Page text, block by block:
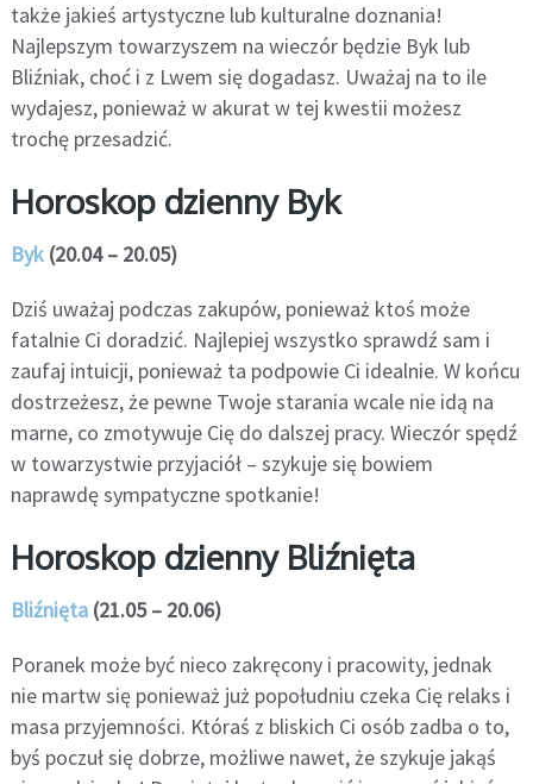
także jakieś artystyczne lub kulturalne doznania!
Najlepszym towarzyszem na wieczór będzie Byk lub
Bliźniak, choć i z Lwem się dogadasz. Uważaj na to ile
wydajesz, ponieważ w akurat w tej kwestii możesz
trochę przesadzić.
Horoskop dzienny Byk
Byk(20.04 – 20.05)
Dziś uważaj podczas zakupów, ponieważ ktoś może
fatalnie Ci doradzić. Najlepiej wszystko sprawdź sam i
zaufaj intuicji, ponieważ ta podpowie Ci idealnie. W końcu
dostrzeżesz, że pewne Twoje starania wcale nie idą na
marne, co zmotywuje Cię do dalszej pracy. Wieczór spędź
w towarzystwie przyjaciół – szykuje się bowiem
naprawdę sympatyczne spotkanie!
Horoskop dzienny Bliźnięta
Bliźnięta(21.05 – 20.06)
Poranek może być nieco zakręcony i pracowity, jednak
nie martw się ponieważ już popołudniu czeka Cię relaks i
masa przyjemności. Któraś z bliskich Ci osób zadba o to,
byś poczuł się dobrze, możliwe nawet, że szykuje jakąś